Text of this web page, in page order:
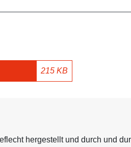
215 KB
hergestellt und durch und